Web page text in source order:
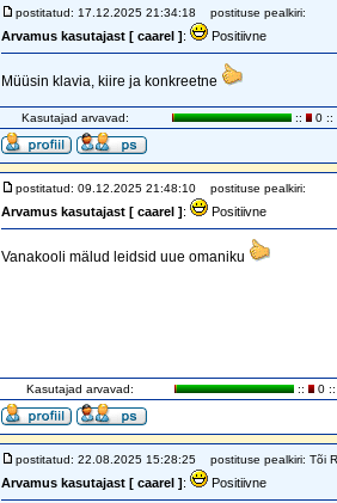
postitatud: 17.12.2025 21:34:18 postituse pealkiri:
Arvamus kasutajast [ caarel ]: Positiivne
Müüsin klavia, kiire ja konkreetne
Kasutajad arvavad: :: 0 ::
postitatud: 09.12.2025 21:48:10 postituse pealkiri:
Arvamus kasutajast [ caarel ]: Positiivne
Vanakooli mälud leidsid uue omaniku
Kasutajad arvavad: :: 0 ::
postitatud: 22.08.2025 15:28:25 postituse pealkiri: Tõi
Arvamus kasutajast [ caarel ]: Positiivne